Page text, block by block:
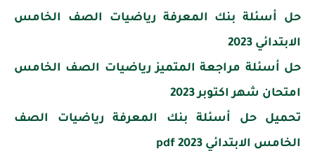
حل أسئلة بنك المعرفة رياضيات الصف الخامس
الابتدائي 2023
حل أسئلة مراجعة المتميز رياضيات الصف الخامس
امتحان شهر اكتوبر 2023
تحميل حل أسئلة بنك المعرفة رياضيات الصف
الخامس الابتدائي 2023 pdf